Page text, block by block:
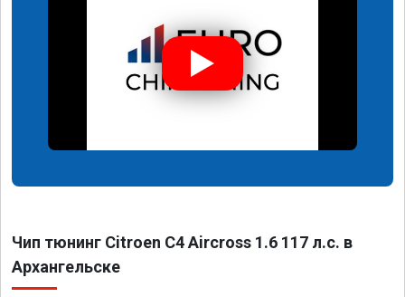
Чип тюнинг Citroen C4 Aircross 1.6 117 л.с. в
Архангельске